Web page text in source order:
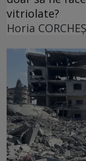
vitriolate?
Horia CORCHEŞ